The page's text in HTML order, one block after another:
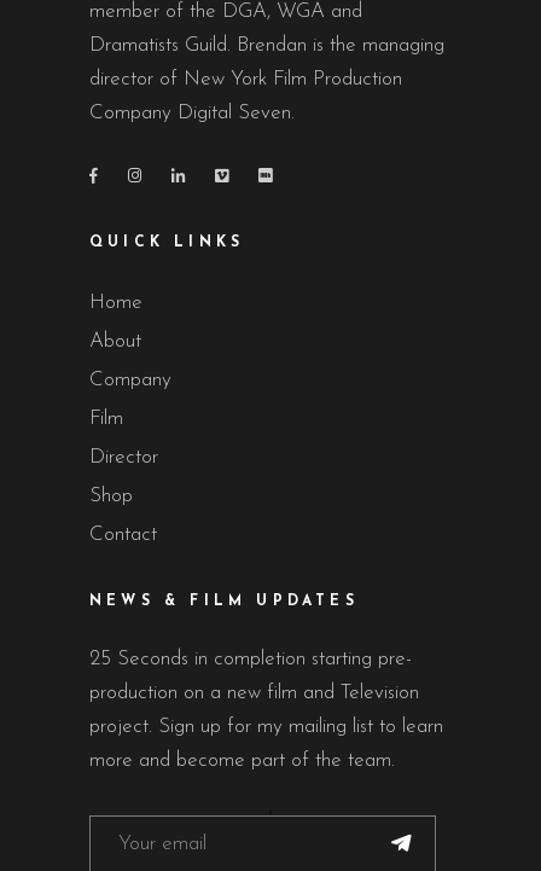
member of the DGA, WGA and
Dramatists Guild. Brendan is the managing
director of New York Film Production
Company Digital Seven.
QUICK LINKS
Home
About
Company
Film
Director
Shop
Contact
NEWS & FILM UPDATES
25 Seconds in completion starting pre-
production on a new film and Television
project. Sign up for my mailing list to learn
more and become part of the team.